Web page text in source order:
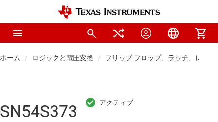
ホーム ロジックと電圧変換 フリップ フロップ、ラッチ、レジス
SN54S373